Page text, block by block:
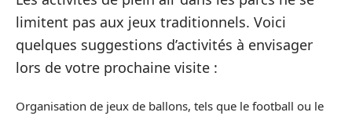
limitent pas aux jeux traditionnels. Voici
quelques suggestions d’activités à envisager
lors de votre prochaine visite :
Organisation de jeux de ballons, tels que le football ou le